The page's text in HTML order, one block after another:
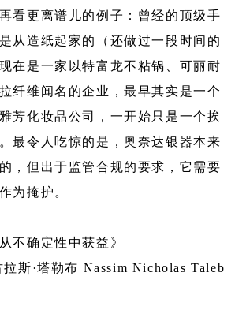
看更离谱儿的例子：曾经的顶级手
从造纸起家的（还做过一段时间的
在是一家以特富龙不粘锅、可丽耐
纤维闻名的企业，最早其实是一个
芳化妆品公司，一开始只是一个挨
最令人吃惊的是，奥奈达银器本来
，但出于监管合规的要求，它需要
为掩护。
不确定性中获益》
斯·塔勒布 Nassim Nicholas Taleb